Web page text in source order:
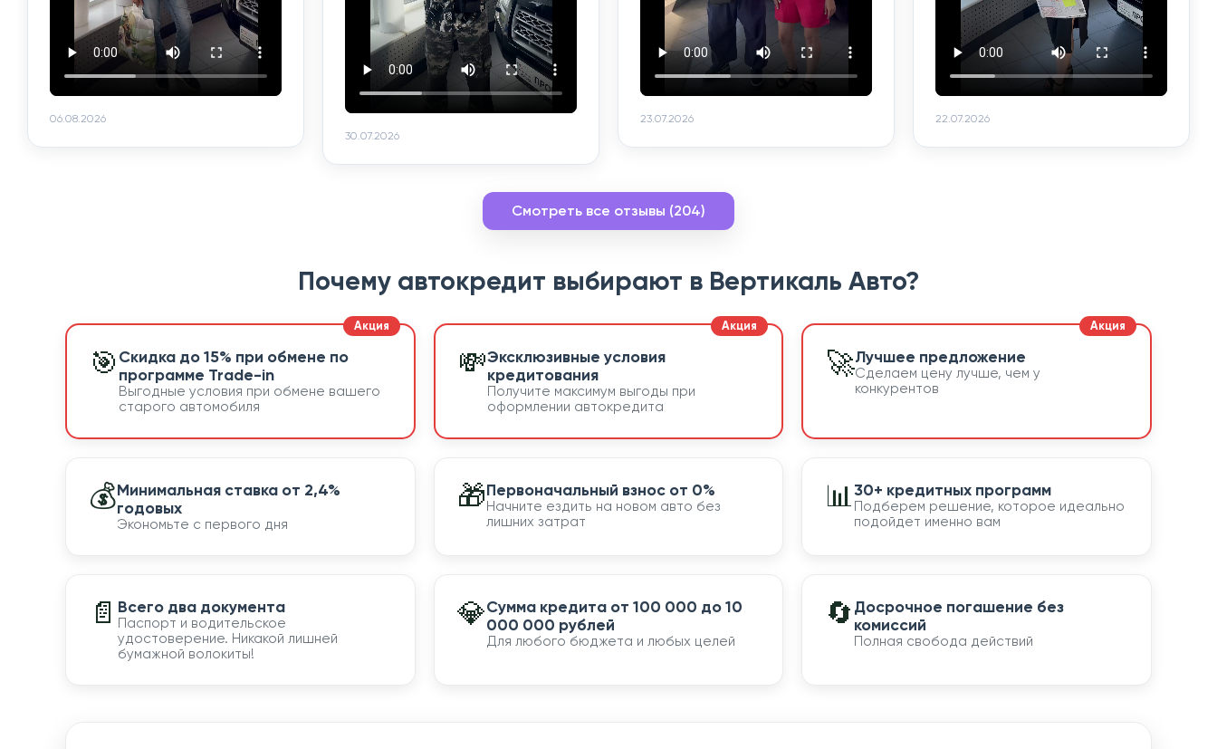
06.08.2026
30.07.2026
23.07.2026 22.07.2026
Смотреть все отзывы (204)
Почему автокредит выбирают в Вертикаль Авто?
🎯 Скидка до 15% при обмене по
программе Trade-in
Выгодные условия при обмене вашего
старого автомобиля
💸Эксклюзивные условия
кредитования
Получите максимум выгоды при
оформлении автокредита
🚀Лучшее предложение
Сделаем цену лучше, чем у
конкурентов
💰Минимальная ставка от 2,4%
годовых
Экономьте с первого дня
🎁Первоначальный взнос от 0%
Начните ездить на новом авто без
лишних затрат
📊30+ кредитных программ
Подберем решение, которое идеально
подойдет именно вам
📄 Всего два документа
Паспорт и водительское
удостоверение. Никакой лишней
бумажной волокиты!
💎Сумма кредита от 100 000 до 10
000 000 рублей
Для любого бюджета и любых целей
🔄 Досрочное погашение без
комиссий
Полная свобода действий